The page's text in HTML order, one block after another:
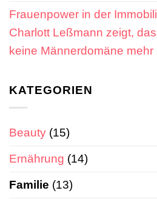
Frauenpower in der
Charlott Leßmann zeigt,
keine Männerdomäne mehr
KATEGORIEN
Beauty (15)
Ernährung (14)
Familie (13)